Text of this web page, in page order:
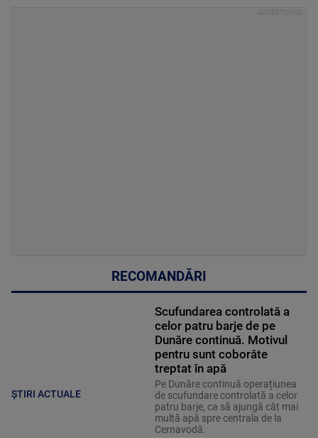
RECOMANDĂRI
ȘTIRI ACTUALE
Scufundarea controlată a
celor patru barje de pe
Dunăre continuă. Motivul
pentru sunt coborâte
treptat în apă
Pe Dunăre continuă operațiunea
de scufundare controlată a celor
patru barje, ca să ajungă cât mai
multă apă spre centrala de la
Cernavodă.